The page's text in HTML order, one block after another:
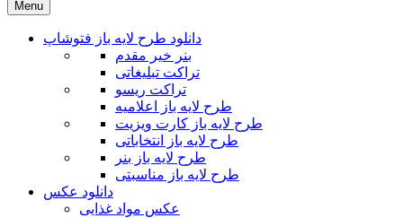
Menu
دانلود طرح لایه باز فتوشاپ
بنر خیر مقدم
تراکت تبلیغاتی
تراکت ریسو
طرح لایه باز اعلامیه
طرح لایه باز کارت ویزیت
طرح لایه باز انتخاباتی
طرح لایه باز بنر
طرح لایه باز مناسبتی
دانلود عکس
عکس مواد غذایی